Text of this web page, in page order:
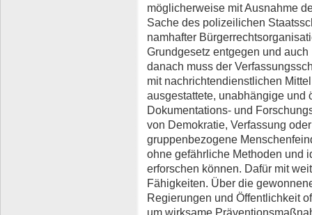
möglicherweise mit Ausnahme
Sache des polizeilichen
namhafter
Grundgesetz entgegen und
danach muss der
mit nachrichtendienstlichen
ausgestattete, unabhängige und
Dokumentations- und
von Demokratie, Verfassung
gruppenbezogene
ohne gefährliche Methoden und
erforschen können. Dafür mit
Fähigkeiten. Über die
Regierungen und Öffentlichkeit
um wirksame